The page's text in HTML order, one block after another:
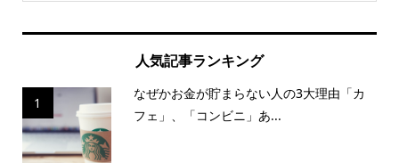
人気記事ランキング
1
なぜかお金が貯まらない人の3大理由「カ
フェ」、「コンビニ」あ...